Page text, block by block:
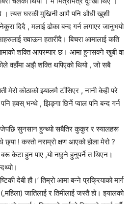
। त्यस घरकी मुखिनी आमै पनि औधी खुशी
दिदै , मलाई ढोका बन्द गर्न लगाएर जानुभयो
ख्वाऊन हतारीदै। बिचरा आमालाई कति
शक्ति आपरम्पार छ। आमा हुनसक्ने खुबी वा
वहाँमा अझै शक्ति थपिएको थियो , जो सबै
कोठाको झ्यालमै टाँसिएर , नानी केही परे
हवस् भन्थे , झिङ्गा छिर्ने प्वाल पनि बन्द गर्न
सुनसान हुन्थ्यो सबैतिर कुकुर र स्यालहरू
! कस्तो नराम्रो क्षण आएको होला मेरो ?
केटा हुन पाए ,यो नछुने हुनुपर्ने त थिएन।
देबी हौ।’ तिम्रो आमा बन्ने प्रक्रियाको मार्ग
जातिलाई र तिमीलाई जस्तै हो। झ्यालको